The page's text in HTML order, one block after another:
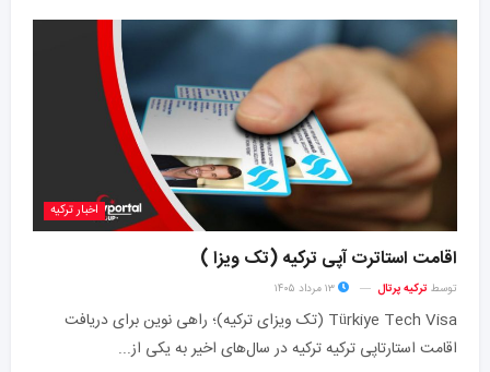
اخبار ترکیه
اقامت استاترت آپی ترکیه (تک ویزا )
توسط ترکیه پرتال
Türkiye Tech Visa (تک ویزای ترکیه)؛ راهی نوین برای دریافت
اقامت استارتاپی ترکیه ترکیه در سال‌های اخیر به یکی از...